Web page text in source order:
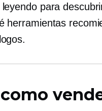
leyendo para
herramientas
como